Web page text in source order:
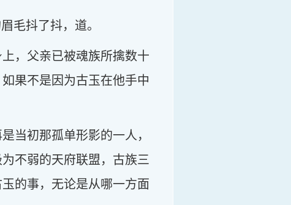
毛抖了抖，道。
，父亲已被魂族所擒数十
果不是因为古玉在他手中
当初那孤单形影的一人，
不弱的天府联盟，古族三
的事，无论是从哪一方面